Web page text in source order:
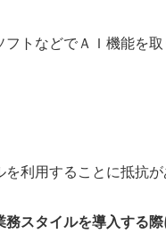
トなどでＡＩ機能を
利用することに抵抗が
務スタイルを導入する